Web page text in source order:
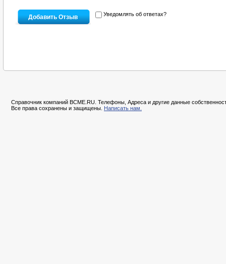
Уведомлять об ответах?
Справочник компаний BCME.RU. Телефоны, Адреса и другие данные
Все права сохранены и защищены. Написать нам.